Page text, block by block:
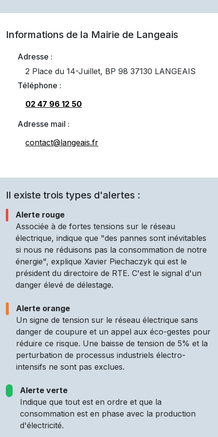
Informations de la Mairie de Langeais
Adresse :
2 Place du 14-Juillet, BP 98 37130 LANGEAIS
Téléphone :
02 47 96 12 50
Adresse mail :
contact@langeais.fr
Il existe trois types d'alertes :
Alerte rouge
Associée à de fortes tensions sur le réseau
électrique, indique que "des pannes sont inévitables
si nous ne réduisons pas la consommation de notre
énergie", explique Xavier Piechaczyk qui est le
président du directoire de RTE. C'est le signal d'un
danger élevé de délestage.
Alerte orange
Un signe de tension sur le réseau électrique sans
danger de coupure et un appel aux éco-gestes pour
réduire ce risque. Une baisse de tension de 5% et la
perturbation de processus industriels électro-
intensifs ne sont pas exclues.
Alerte verte
Indique que tout est en ordre et que la
consommation est en phase avec la production
d'électricité.